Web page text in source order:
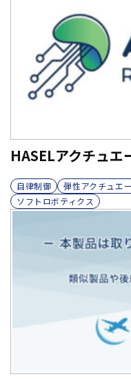
HASELアクチュエ
自律制御 弾性アクチュエ
ソフトロボティクス